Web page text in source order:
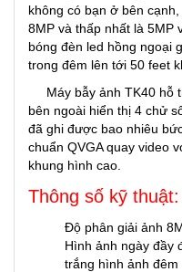
không có bạn ở bên
8MP và thấp nhất là 5MP
bóng đèn led hồng ngoại
trong đêm lên tới 50 feet
Máy bẫy ảnh TK40 hỗ
bên ngoài hiển thị 4 chử
đã ghi được bao nhiêu
chuẩn QVGA quay video
khung hình cao.
Thông số kỹ thuật:
Độ phân giải ảnh
Hình ảnh ngày đầy
trắng hình ảnh đêm